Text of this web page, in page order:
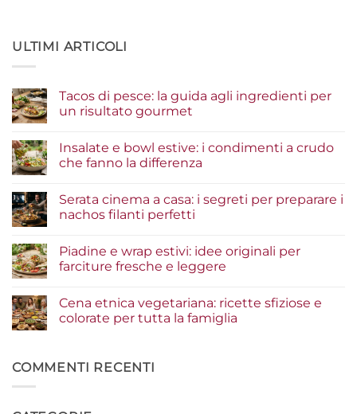
ULTIMI ARTICOLI
Tacos di pesce: la guida agli ingredienti per
un risultato gourmet
su
Tacos
di
guida
agli
ingredienti
risultato
gourmet
Insalate e bowl estive: i condimenti a crudo
che fanno la differenza
su
Insalate
e
condimenti
a
fanno
la
differenza
Serata cinema a casa: i segreti per preparare i
nachos filanti perfetti
su
Serata
cinema
i
segreti
per
filanti
perfetti
Piadine e wrap estivi: idee originali per
farciture fresche e leggere
su
Piadine
e
originali
per
Cena etnica vegetariana: ricette sfiziose e
colorate per tutta la famiglia
Cena
etnica
COMMENTI RECENTI